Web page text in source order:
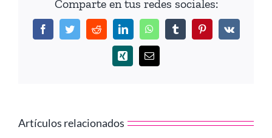
Comparte en tus redes sociales:
FacebookTwitterRedditLinkedInWhatsAppTumblrPinterestVk
Xing
Correo
electrónico
Artículos relacionados